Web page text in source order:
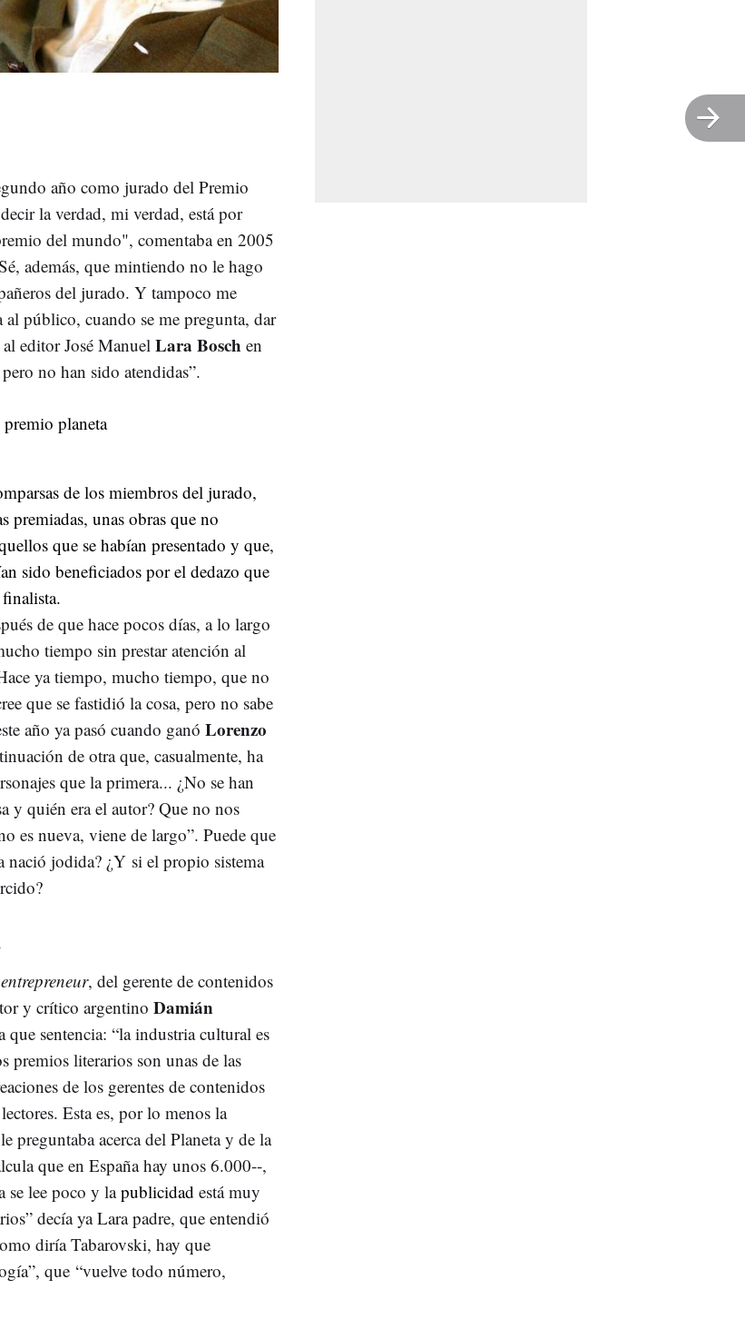
año como jurado del Premio
la verdad, mi verdad, está por
del mundo", comentaba en 2005
además, que mintiendo no le hago
del jurado. Y tampoco me
al público, cuando se me pregunta, dar
editor José Manuel Lara Bosch en
no han sido atendidas”.
de los miembros del jurado,
premiadas, unas obras que no
que se habían presentado y que,
sido beneficiados por el dedazo que
de que hace pocos días, a lo largo
tiempo sin prestar atención al
ya tiempo, mucho tiempo, que no
que se fastidió la cosa, pero no sabe
año ya pasó cuando ganó Lorenzo
de otra que, casualmente, ha
que la primera... ¿No se han
y quién era el autor? Que no nos
es nueva, viene de largo”. Puede que
nació jodida? ¿Y si el propio sistema
entrepreneur, del gerente de contenidos
y crítico argentino Damián
sentencia: “la industria cultural es
premios literarios son unas de las
de los gerentes de contenidos
Esta es, por lo menos la
preguntaba acerca del Planeta y de la
que en España hay unos 6.000--,
se lee poco y lapublicidad está muy
decía ya Lara padre, que entendió
diría Tabarovski, hay que
que “vuelve todo número,